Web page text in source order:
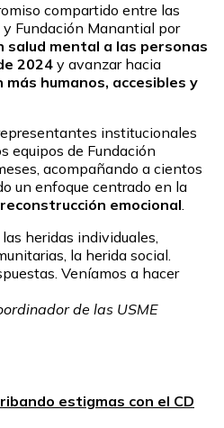
compartido entre las
Fundación Manantial por
mental a las personas
2024y avanzar hacia
humanos, accesibles y
institucionales
equipos de Fundación
acompañando a cientos
un enfoque centrado en la
emocional.
heridas individuales,
la herida social.
Veníamos a hacer
de las USME
estigmas con el CD